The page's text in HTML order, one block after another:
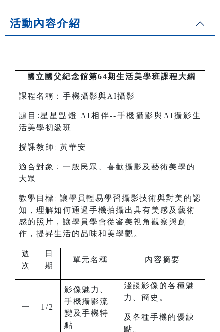
活動內容介紹
國立國父紀念館第64期生活美學班課程大綱
課程名稱：手機攝影與AI攝影
題目:星星點燈 AI相伴--手機攝影與AI攝影生
活美學初級班
授課教師: 黃華安
適合對象：一般民眾、喜歡攝影及藝術美學的
大眾
教學目標: 讓學員輕易學習攝影技術與對美的認
知，理解如何通過手機拍攝出具有美感及藝術
感的照片，讓學員學會從審美視角觀察與創
作，提昇生活的品味和美學觀。
週
次
日
期
單元名稱 內容摘要
一 1/2
影像魅力、
手機攝影流
變及手機特
點
淺談影像的各種魅
力、簡史。
及各種手機的優缺
點。